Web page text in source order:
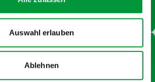
Auswahl erlauben
Ablehnen